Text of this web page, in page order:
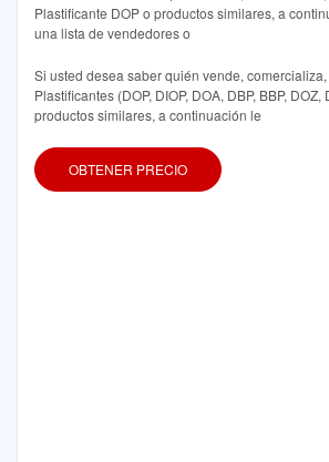
Plastificante DOP o productos similares, a
una lista de vendedores o
Si usted desea saber quién vende,
Plastificantes (DOP, DIOP, DOA, DBP, BBP, DOZ,
productos similares, a continuación le
OBTENER PRECIO